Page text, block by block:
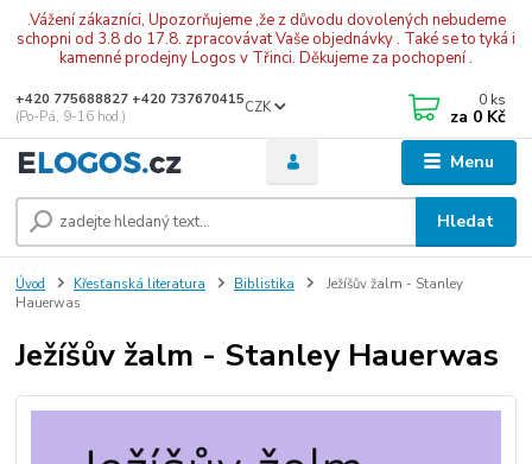
.Vážení zákazníci, Upozorňujeme ,že z důvodu dovolených nebudeme
schopni od 3.8 do 17.8. zpracovávat Vaše objednávky . Také se to tyká i
kamenné prodejny Logos v Třinci. Děkujeme za pochopení .
Menu
CZK
Hledat
+420 775688827 +420 737670415
(Po-Pá, 9-16 hod.)
0 ks
za 0 Kč
Úvod Křesťanská literatura Biblistika
Ježíšův žalm - Stanley
Hauerwas
Ježíšův žalm - Stanley Hauerwas